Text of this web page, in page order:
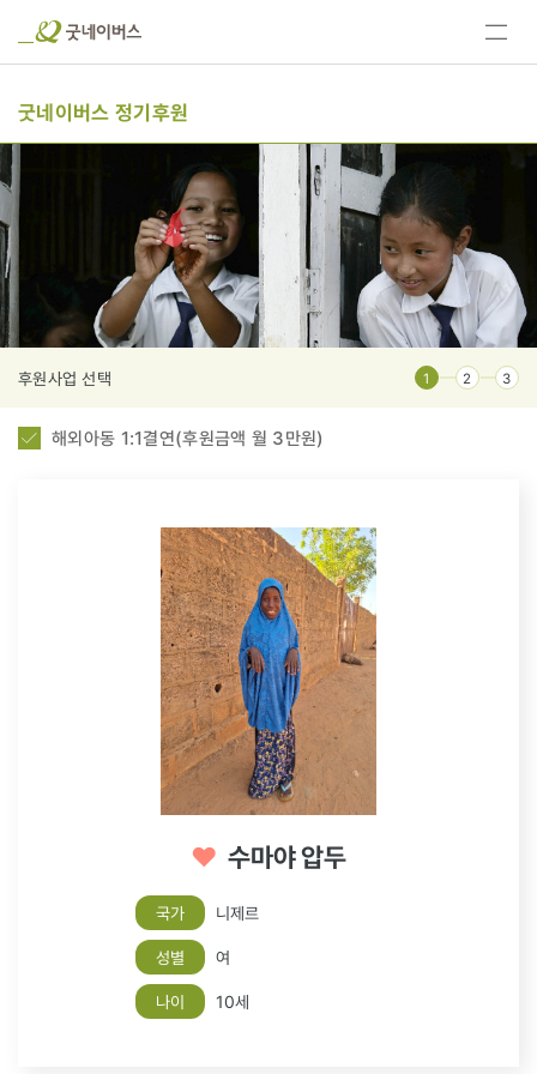
전체
굿네이버스 정기후원
후원사업 선택 1 2 3
해외아동 1:1결연(후원금액 월 3만원)
♥ 수마야 압두
국가 니제르
성별 여
나이 10세